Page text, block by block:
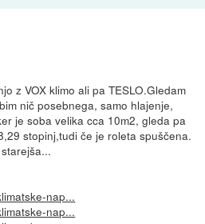
z VOX klimo ali pa TESLO.Gledam
nič posebnega, samo hlajenje,
je soba velika cca 10m2, gleda pa
stopinj,tudi če je roleta spuščena.
nap...
nap...